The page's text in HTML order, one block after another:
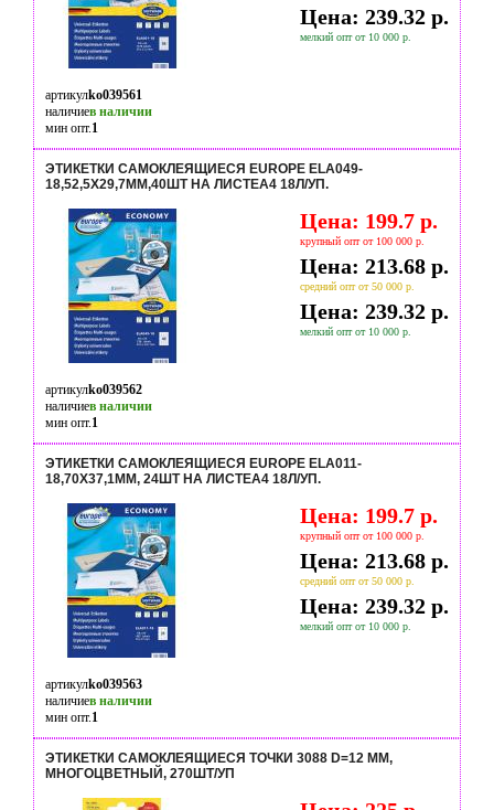
Цена: 239.32 р.
мелкий опт от 10 000 р.
артикулko039561
наличиев наличии
мин опт.1
ЭТИКЕТКИ САМОКЛЕЯЩИЕСЯ EUROPE ELA049-
18,52,5X29,7ММ,40ШТ НА ЛИСТЕА4 18Л/УП.
Цена: 199.7 р.
крупный опт от 100 000 р.
Цена: 213.68 р.
средний опт от 50 000 р.
Цена: 239.32 р.
мелкий опт от 10 000 р.
артикулko039562
наличиев наличии
мин опт.1
ЭТИКЕТКИ САМОКЛЕЯЩИЕСЯ EUROPE ELA011-
18,70X37,1ММ, 24ШТ НА ЛИСТЕА4 18Л/УП.
Цена: 199.7 р.
крупный опт от 100 000 р.
Цена: 213.68 р.
средний опт от 50 000 р.
Цена: 239.32 р.
мелкий опт от 10 000 р.
артикулko039563
наличиев наличии
мин опт.1
ЭТИКЕТКИ САМОКЛЕЯЩИЕСЯ ТОЧКИ 3088 D=12 ММ,
МНОГОЦВЕТНЫЙ, 270ШТ/УП